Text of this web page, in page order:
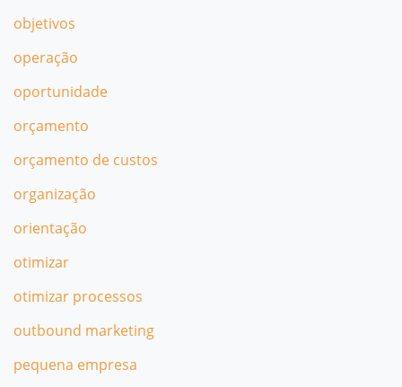
objetivos
operação
oportunidade
orçamento
orçamento de custos
organização
orientação
otimizar
otimizar processos
outbound marketing
pequena empresa